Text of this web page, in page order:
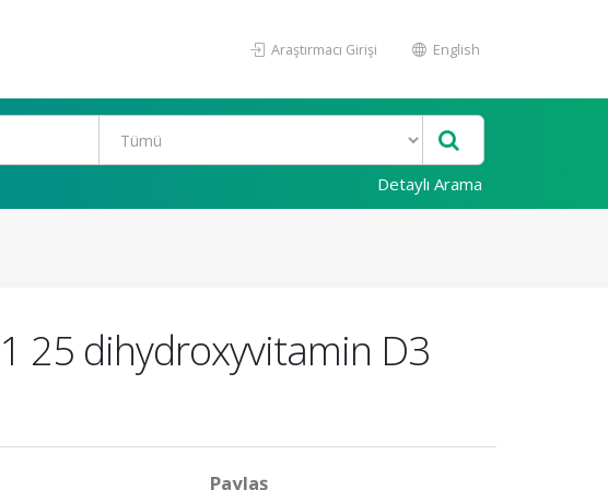
Araştırmacı Girişi English
Detaylı Arama
25 dihydroxyvitamin D3
Paylaş